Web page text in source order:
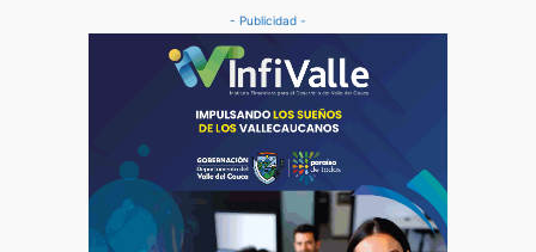
- Publicidad -